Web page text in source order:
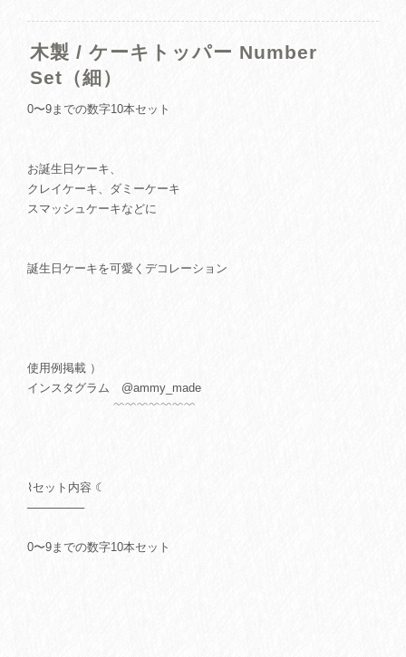
木製 / ケーキトッパー Number
Set（細）
0〜9までの数字10本セット
お誕生日ケーキ、
クレイケーキ、ダミーケーキ
スマッシュケーキなどに
誕生日ケーキを可愛くデコレーション
使用例掲載 ）
インスタグラム @ammy_made
﹌﹌﹌﹌﹌﹌﹌
⌇セット内容 ☾
───────
0〜9までの数字10本セット